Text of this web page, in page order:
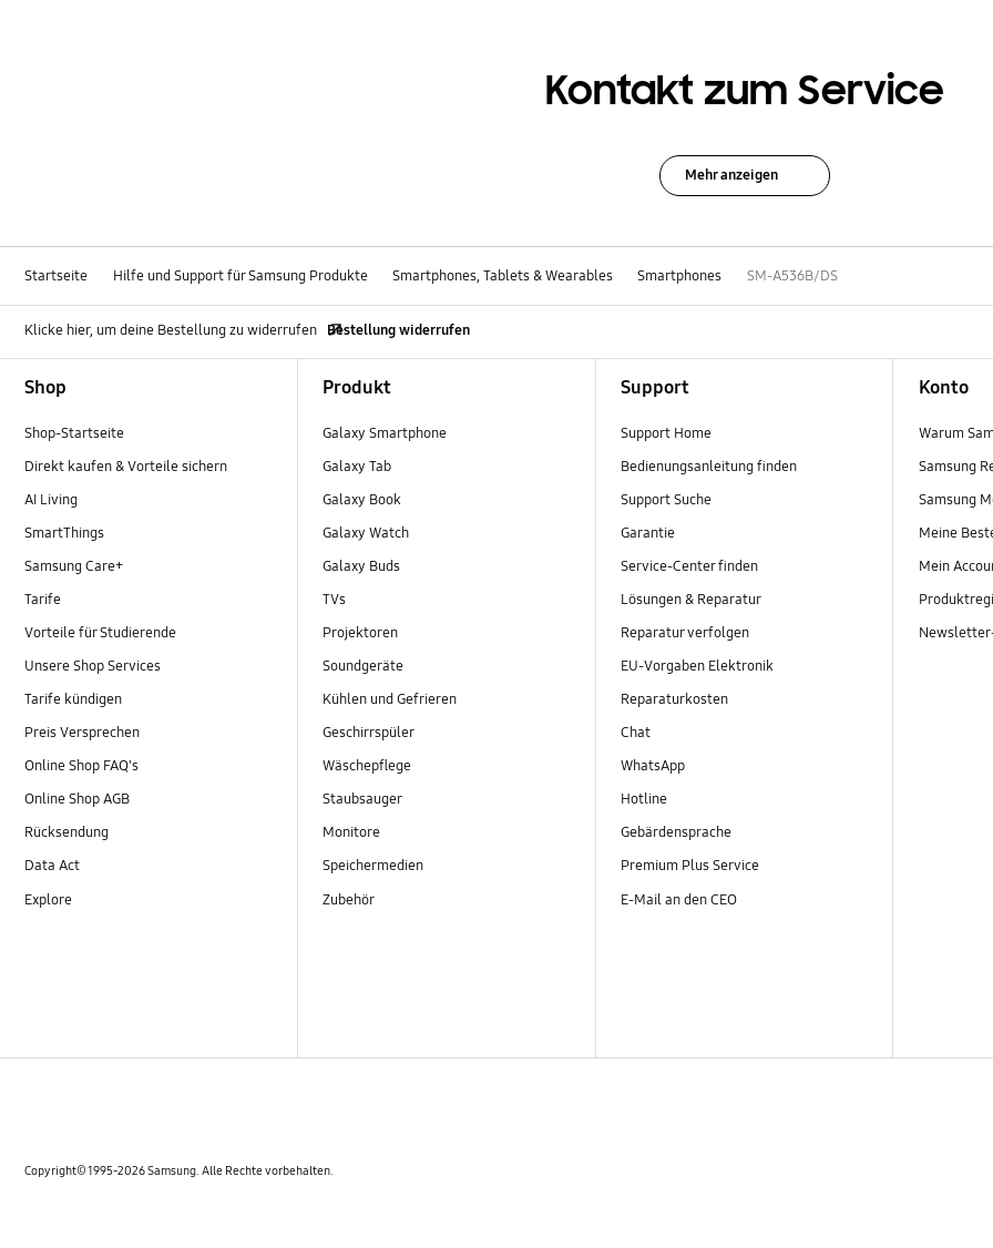
Kontakt zum Service
Mehr anzeigen
Startseite Hilfe und Support für Samsung Produkte Smartphones, Tablets & Wearables Smartphones SM-A536B/DS
Klicke hier, um deine Bestellung zu widerrufen Bestellung widerrufen
Shop
Shop-Startseite
Direkt kaufen & Vorteile sichern
AI Living
SmartThings
Samsung Care+
Tarife
Vorteile für Studierende
Unsere Shop Services
Tarife kündigen
Preis Versprechen
Online Shop FAQ's
Online Shop AGB
Rücksendung
Data Act
Explore
Produkt
Galaxy Smartphone
Galaxy Tab
Galaxy Book
Galaxy Watch
Galaxy Buds
TVs
Projektoren
Soundgeräte
Kühlen und Gefrieren
Geschirrspüler
Wäschepflege
Staubsauger
Monitore
Speichermedien
Zubehör
Support
Support Home
Bedienungsanleitung finden
Support Suche
Garantie
Service-Center finden
Lösungen & Reparatur
Reparatur verfolgen
EU-Vorgaben Elektronik
Reparaturkosten
Chat
WhatsApp
Hotline
Gebärdensprache
Premium Plus Service
E-Mail an den CEO
Konto
Warum
Samsung
Samsung
Meine
Mein
Copyright© 1995-2026 Samsung. Alle Rechte vorbehalten.